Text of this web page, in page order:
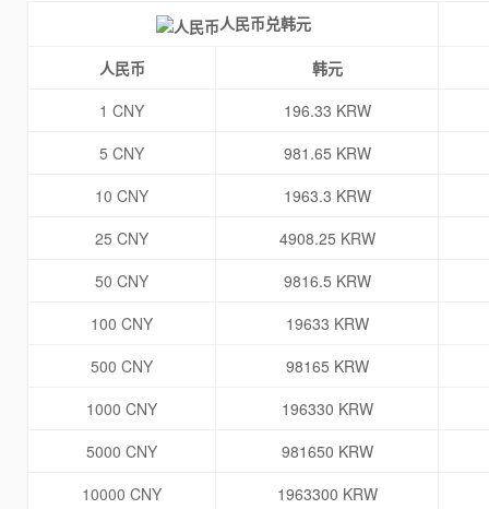
人民币兑韩元
人民币
韩元
1 CNY
196.33 KRW
5 CNY
981.65 KRW
10 CNY
1963.3 KRW
25 CNY
4908.25 KRW
50 CNY
9816.5 KRW
100 CNY
19633 KRW
500 CNY
98165 KRW
1000 CNY
196330 KRW
5000 CNY
981650 KRW
10000 CNY
1963300 KRW